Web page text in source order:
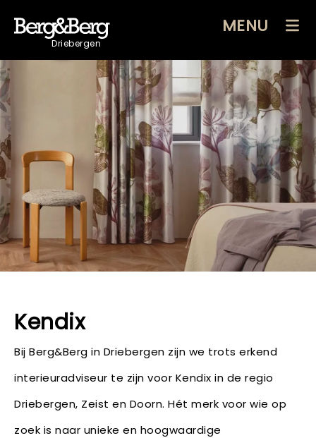
Driebergen
MENU
Kendix
Bij Berg&Berg in Driebergen zijn we trots erkend
interieuradviseur te zijn voor Kendix in de regio
Driebergen, Zeist en Doorn. Hét merk voor wie op
zoek is naar unieke en hoogwaardige